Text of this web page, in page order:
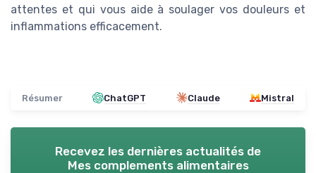
attentes et qui vous aide à soulager vos douleurs et
inflammations efficacement.
Résumer ChatGPT Claude Mistral
Recevez les dernières actualités de
Mes complements alimentaires